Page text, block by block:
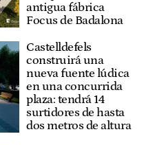
antigua fábrica
Focus de Badalona
Castelldefels
construirá una
nueva fuente lúdica
en una concurrida
plaza: tendrá 14
surtidores de hasta
dos metros de altura